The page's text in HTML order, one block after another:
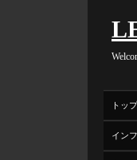
トッ
イン